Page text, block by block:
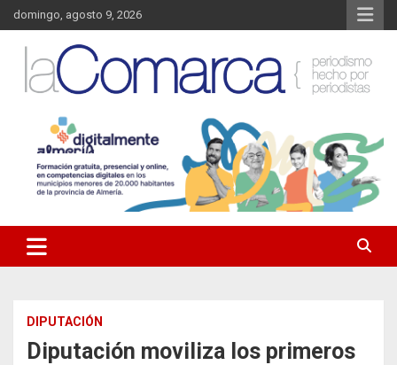
Saltar
al
contenido
domingo, agosto 9, 2026
La Comarca – Noticias del
Almanzora
Almanzora y sus localidades.
DIPUTACIÓN
Diputación moviliza los primeros